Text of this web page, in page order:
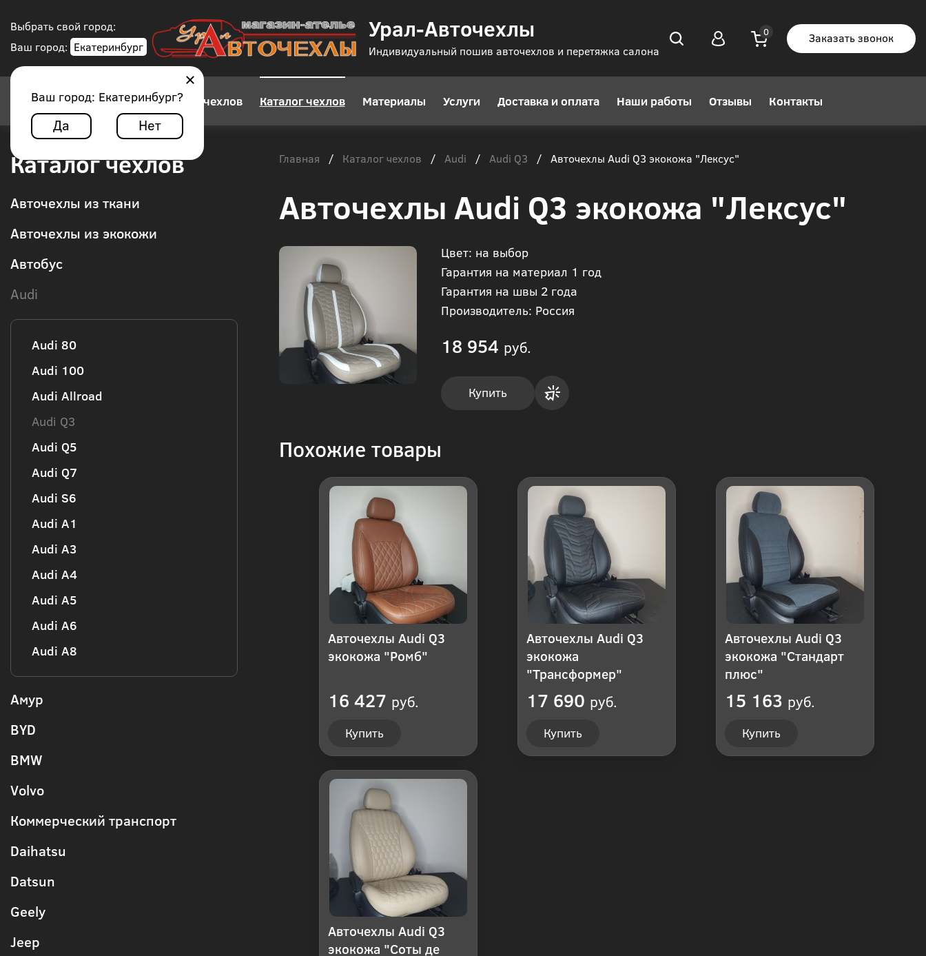
Выбрать свой город:
Ваш город: Екатеринбург
Ваш город: Екатеринбург?
Да Нет
Урал-Авточехлы
Индивидуальный пошив авточехлов и перетяжка салона
Заказать звонок
Конструктор авточехлов Каталог чехлов Материалы Услуги Доставка и оплата Наши работы Отзывы Контакты
Каталог чехлов
Авточехлы из ткани
Авточехлы из экокожи
Автобус
Audi
Audi 80
Audi 100
Audi Allroad
Audi Q3
Audi Q5
Audi Q7
Audi S6
Audi А1
Audi А3
Audi А4
Audi А5
Audi А6
Audi А8
Амур
BYD
BMW
Volvo
Коммерческий транспорт
Daihatsu
Datsun
Geely
Jeep
Главная / Каталог чехлов / Audi / Audi Q3 / Авточехлы Audi Q3 экокожа "Лексус"
Авточехлы Audi Q3 экокожа "Лексус"
Цвет: на выбор
Гарантия на материал 1 год
Гарантия на швы 2 года
Производитель: Россия
18 954 руб.
Купить
клик
Похожие товары
Авточехлы Audi Q3
экокожа "Ромб"
16 427 руб.
Купить
Авточехлы Audi Q3
экокожа
"Трансформер"
17 690 руб.
Купить
Авточехлы Audi Q3
экокожа "Стандарт
плюс"
15 163 руб.
Купить
Авточехлы Audi Q3
экокожа "Соты де